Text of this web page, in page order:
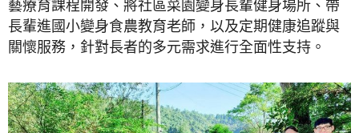
藝療育課程開發、將社區菜園變身長輩健身場所、帶
長輩進國小變身食農教育老師，以及定期健康追蹤與
關懷服務，針對長者的多元需求進行全面性支持。